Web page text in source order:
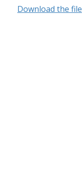
Download the file